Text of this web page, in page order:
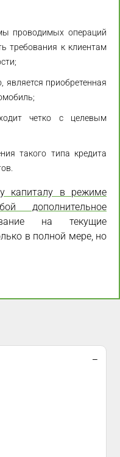
проводимых операций
требования к клиентам
является приобретенная
четко с целевым
такого типа кредита
капиталу в режиме
дополнительное
на текущие
в полной мере, но